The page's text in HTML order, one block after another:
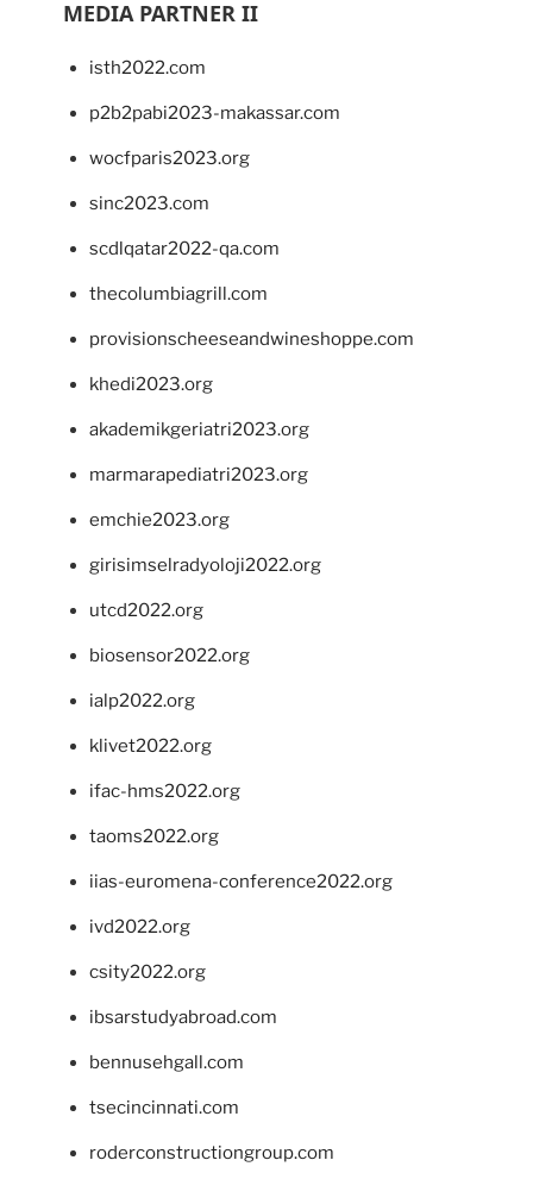
MEDIA PARTNER II
isth2022.com
p2b2pabi2023-makassar.com
wocfparis2023.org
sinc2023.com
scdlqatar2022-qa.com
thecolumbiagrill.com
provisionscheeseandwineshoppe.com
khedi2023.org
akademikgeriatri2023.org
marmarapediatri2023.org
emchie2023.org
girisimselradyoloji2022.org
utcd2022.org
biosensor2022.org
ialp2022.org
klivet2022.org
ifac-hms2022.org
taoms2022.org
iias-euromena-conference2022.org
ivd2022.org
csity2022.org
ibsarstudyabroad.com
bennusehgall.com
tsecincinnati.com
roderconstructiongroup.com